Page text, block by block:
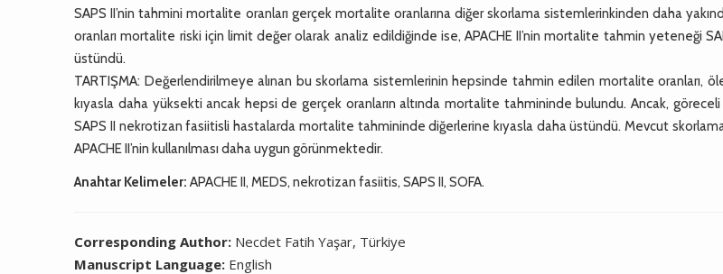
SAPS II’nin tahmini mortalite oranları gerçek mortalite oranlarına diğer skorlama sistemlerinkinden daha
oranları mortalite riski için limit değer olarak analiz edildiğinde ise, APACHE II’nin mortalite tahmin yeteneği
üstündü.
TARTIŞMA: Değerlendirilmeye alınan bu skorlama sistemlerinin hepsinde tahmin edilen mortalite oranları,
kıyasla daha yüksekti ancak hepsi de gerçek oranların altında mortalite tahmininde bulundu. Ancak, göreceli
SAPS II nekrotizan fasiitisli hastalarda mortalite tahmininde diğerlerine kıyasla daha üstündü. Mevcut
APACHE II’nin kullanılması daha uygun görünmektedir.
Anahtar Kelimeler: APACHE II, MEDS, nekrotizan fasiitis, SAPS II, SOFA.
Corresponding Author: Necdet Fatih Yaşar, Türkiye
Manuscript Language: English